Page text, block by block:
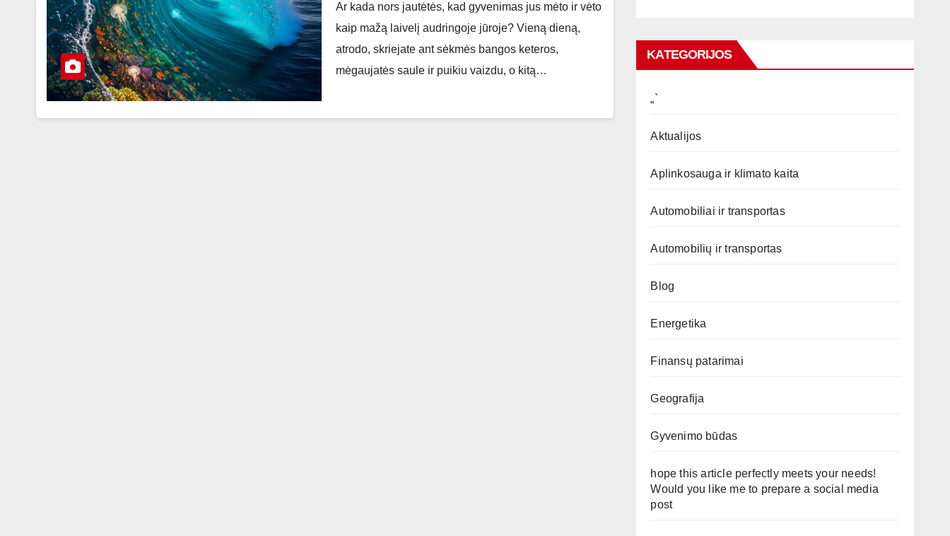
Ar kada nors jautėtės, kad gyvenimas jus mėto ir vėto
kaip mažą laivelį audringoje jūroje? Vieną dieną,
atrodo, skriejate ant sėkmės bangos keteros,
mėgaujatės saule ir puikiu vaizdu, o kitą…
KATEGORIJOS
„`
Aktualijos
Aplinkosauga ir klimato kaita
Automobiliai ir transportas
Automobilių ir transportas
Blog
Energetika
Finansų patarimai
Geografija
Gyvenimo būdas
hope this article perfectly meets your needs!
Would you like me to prepare a social media
post